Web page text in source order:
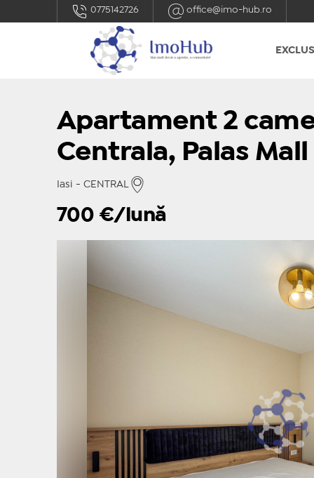
0775142726 office@imo-hub.ro
Apartament 2
Centrala, Palas Mall
Iasi - CENTRAL
700 €/lună